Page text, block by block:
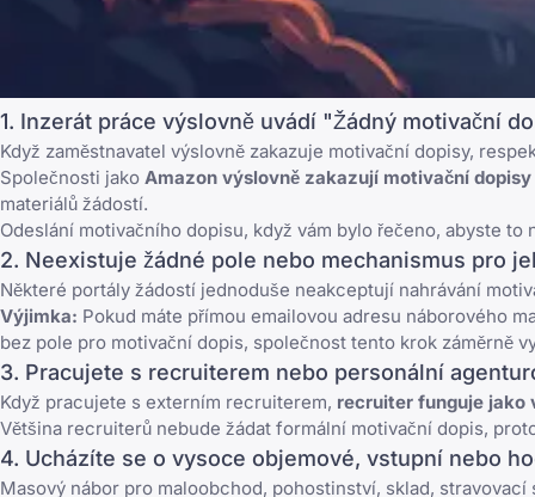
1. Inzerát práce výslovně uvádí "Žádný motivační
Když zaměstnavatel výslovně zakazuje motivační dopisy,
Společnosti jako Amazon výslovně zakazují motivační dopisy
materiálů žádostí.
Odeslání motivačního dopisu, když vám bylo řečeno, abyste
2. Neexistuje žádné pole nebo mechanismus pro
Některé portály žádostí jednoduše neakceptují nahrávání
Výjimka: Pokud máte přímou emailovou adresu náborového
bez pole pro motivační dopis, společnost tento krok záměrně
3. Pracujete s recruiterem nebo personální
Když pracujete s externím recruiterem, recruiter funguje jako
Většina recruiterů nebude žádat formální motivační dopis,
4. Ucházíte se o vysoce objemové, vstupní nebo
Masový nábor pro maloobchod, pohostinství, sklad,